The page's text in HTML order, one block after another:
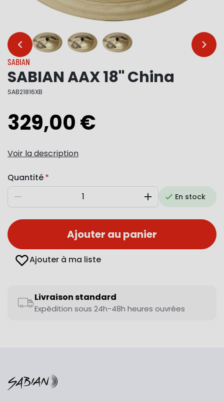
… …
SABIAN
SABIAN AAX 18" China
SAB21816XB
329,00 €
Voir la description
Quantité
Diminuer AugmenterEn stock
Ajouter au panier
Ajouter à ma liste
Livraison standard
Expédition sous 24h-48h heures ouvrées